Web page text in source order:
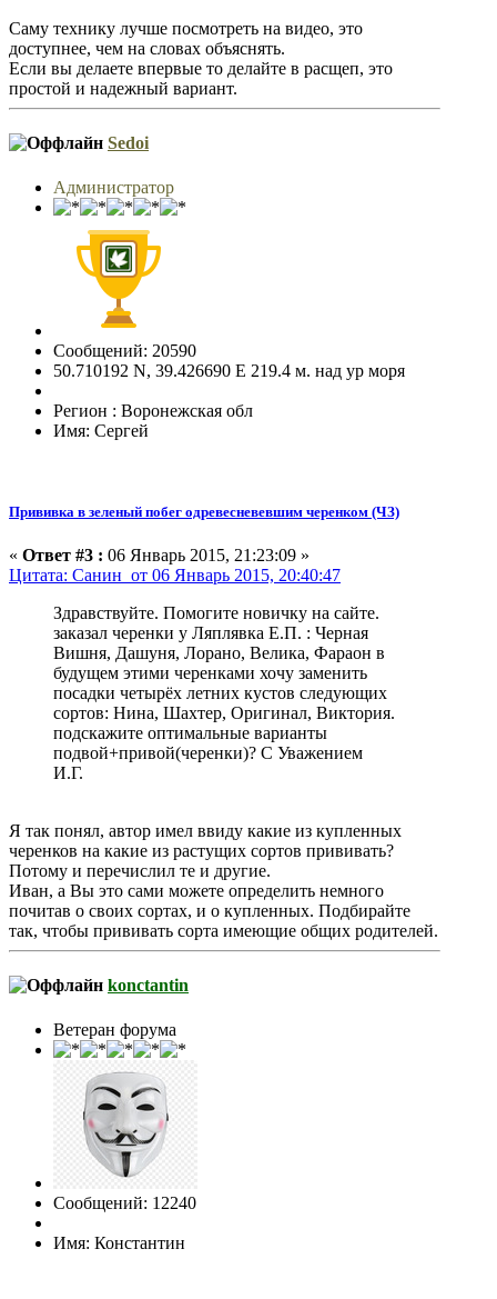
Саму технику лучше посмотреть на видео, это
доступнее, чем на словах объяснять.
Если вы делаете впервые то делайте в расщеп, это
простой и надежный вариант.
Sedoi
Администратор
Сообщений: 20590
50.710192 N, 39.426690 E 219.4 м. над ур моря
Регион : Воронежская обл
Имя: Сергей
Прививка в зеленый побег одревесневевшим черенком (ЧЗ)
« Ответ #3 : 06 Январь 2015, 21:23:09 »
Цитата: Санин от 06 Январь 2015, 20:40:47
Здравствуйте. Помогите новичку на сайте.
заказал черенки у Ляплявка Е.П. : Черная
Вишня, Дашуня, Лорано, Велика, Фараон в
будущем этими черенками хочу заменить
посадки четырёх летних кустов следующих
сортов: Нина, Шахтер, Оригинал, Виктория.
подскажите оптимальные варианты
подвой+привой(черенки)? С Уважением
И.Г.
Я так понял, автор имел ввиду какие из купленных
черенков на какие из растущих сортов прививать?
Потому и перечислил те и другие.
Иван, а Вы это сами можете определить немного
почитав о своих сортах, и о купленных. Подбирайте
так, чтобы прививать сорта имеющие общих родителей.
konctantin
Ветеран форума
Сообщений: 12240
Имя: Константин